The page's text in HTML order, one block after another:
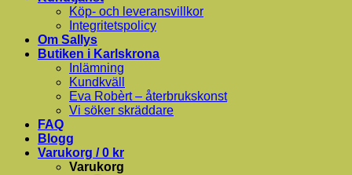
Köp- och leveransvillkor
Integritetspolicy
Om Sallys
Butiken i Karlskrona
Inlämning
Kundkväll
Eva Robèrt – återbrukskonst
Vi söker skräddare
FAQ
Blogg
Varukorg / 0 kr
Varukorg